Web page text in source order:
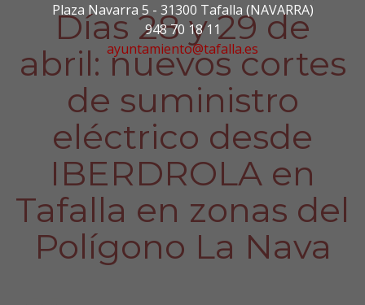
Plaza Navarra 5 - 31300 Tafalla (NAVARRA)
948 70 18 11
ayuntamiento@tafalla.es
Días 28 y 29 de
abril: nuevos cortes
de suministro
eléctrico desde
IBERDROLA en
Tafalla en zonas del
Polígono La Nava